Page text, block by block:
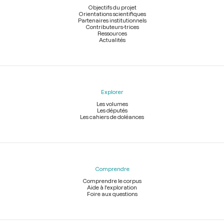
Objectifs du projet
Orientations scientifiques
Partenaires institutionnels
Contributeurs-trices
Ressources
Actualités
Explorer
Les volumes
Les députés
Les cahiers de doléances
Comprendre
Comprendre le corpus
Aide à l'exploration
Foire aux questions